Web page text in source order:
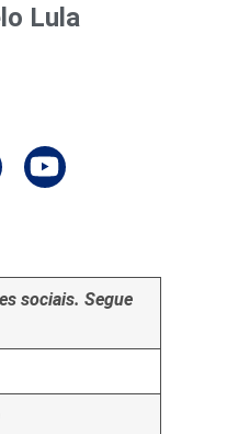
Lula
sociais. Segue